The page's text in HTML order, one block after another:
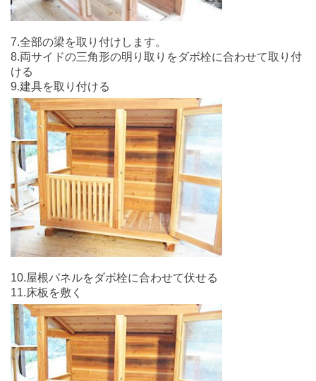
7.全部の梁を取り付けします。
8.両サイドの三角形の明り取りをダボ栓に合わせて取り付
ける
9.建具を取り付ける
10.屋根パネルをダボ栓に合わせて伏せる
11.床板を敷く